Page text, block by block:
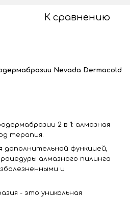
К сравнению
Nevada Dermacold
2 в 1: алмазная
терапия.
дополнительной функцией,
алмазного пилинга
и
- это уникальная